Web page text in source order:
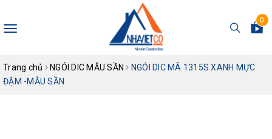
Toggle
0
Trang chủ NGÓI DIC MẪU SẦN
NGÓI DIC MÃ 1315S XANH MỰC
ĐẬM -MẪU SẦN